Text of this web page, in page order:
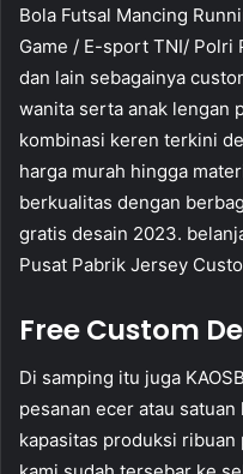
Bola Futsal Mancing
Game / E-sport TNI/ Polri
dan lain sebagainya
wanita serta anak lengan
kombinasi keren terkini
harga murah hingga
berkualitas dengan
gratis desain 2023.
Pusat Pabrik Jersey
Free Custom
Di samping itu juga
pesanan ecer atau
kapasitas produksi